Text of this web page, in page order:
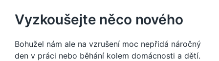
Vyzkoušejte něco nového
Bohužel nám ale na vzrušení moc nepřidá náročný
den v práci nebo běhání kolem domácnosti a dětí.